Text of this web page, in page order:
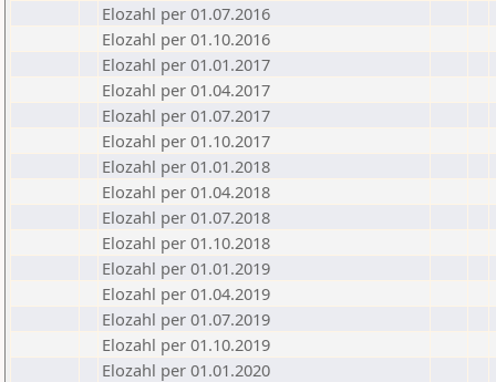
Elozahl per 01.07.2016
Elozahl per 01.10.2016
Elozahl per 01.01.2017
Elozahl per 01.04.2017
Elozahl per 01.07.2017
Elozahl per 01.10.2017
Elozahl per 01.01.2018
Elozahl per 01.04.2018
Elozahl per 01.07.2018
Elozahl per 01.10.2018
Elozahl per 01.01.2019
Elozahl per 01.04.2019
Elozahl per 01.07.2019
Elozahl per 01.10.2019
Elozahl per 01.01.2020